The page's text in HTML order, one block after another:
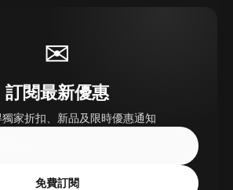
✉
訂閱最新優惠
家折扣、新品及限時優惠通知
免費訂閱